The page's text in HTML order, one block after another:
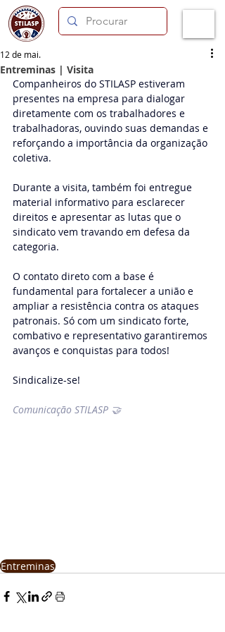
Entreminas | Visita
12 de mai.
Companheiros do STILASP estiveram
presentes na empresa para dialogar
diretamente com os trabalhadores e
trabalhadoras, ouvindo suas demandas e
reforçando a importância da organização
coletiva.
Durante a visita, também foi entregue
material informativo para esclarecer
direitos e apresentar as lutas que o
sindicato vem travando em defesa da
categoria.
O contato direto com a base é
fundamental para fortalecer a união e
ampliar a resistência contra os ataques
patronais. Só com um sindicato forte,
combativo e representativo garantiremos
avanços e conquistas para todos!
Sindicalize-se!
Comunicação STILASP 🤝
Entreminas